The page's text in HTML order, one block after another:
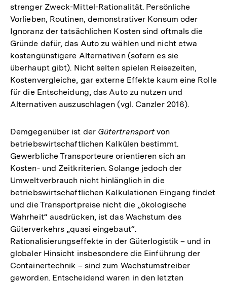
strenger Zweck-Mittel-Rationalität. Persönliche
Vorlieben, Routinen, demonstrativer Konsum oder
Ignoranz der tatsächlichen Kosten sind oftmals die
Gründe dafür, das Auto zu wählen und nicht etwa
kostengünstigere Alternativen (sofern es sie
überhaupt gibt). Nicht selten spielen Reisezeiten,
Kostenvergleiche, gar externe Effekte kaum eine Rolle
für die Entscheidung, das Auto zu nutzen und
Alternativen auszuschlagen (vgl. Canzler 2016).
Demgegenüber ist der Gütertransport von
betriebswirtschaftlichen Kalkülen bestimmt.
Gewerbliche Transporteure orientieren sich an
Kosten- und Zeitkriterien. Solange jedoch der
Umweltverbrauch nicht hinlänglich in die
betriebswirtschaftlichen Kalkulationen Eingang findet
und die Transportpreise nicht die „ökologische
Wahrheit“ ausdrücken, ist das Wachstum des
Güterverkehrs „quasi eingebaut“.
Rationalisierungseffekte in der Güterlogistik – und in
globaler Hinsicht insbesondere die Einführung der
Containertechnik – sind zum Wachstumstreiber
geworden. Entscheidend waren in den letzten